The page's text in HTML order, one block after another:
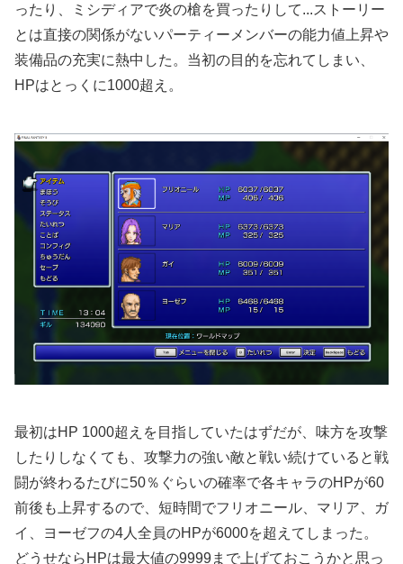
ったり、ミシディアで炎の槍を買ったりして...ストーリー
とは直接の関係がないパーティーメンバーの能力値上昇や
装備品の充実に熱中した。当初の目的を忘れてしまい、
HPはとっくに1000超え。
最初はHP 1000超えを目指していたはずだが、味方を攻撃
したりしなくても、攻撃力の強い敵と戦い続けていると戦
闘が終わるたびに50％ぐらいの確率で各キャラのHPが60
前後も上昇するので、短時間でフリオニール、マリア、ガ
イ、ヨーゼフの4人全員のHPが6000を超えてしまった。
どうせならHPは最大値の9999まで上げておこうかと思っ